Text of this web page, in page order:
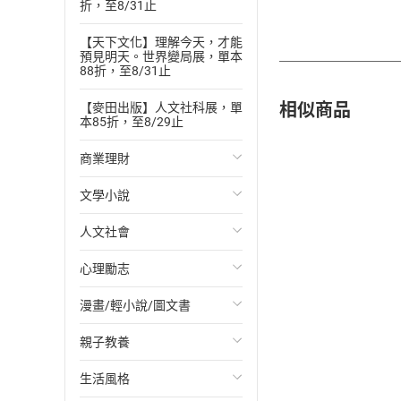
折，至8/31止
【天下文化】理解今天，才能
預見明天。世界變局展，單本
88折，至8/31止
【麥田出版】人文社科展，單
本85折，至8/29止
商業理財
投資理財
經濟/趨勢
財務/金融
管理/領導
職場工作術
成功法
文學小說
歐美文學
日本文學
韓國文學
華文文學
經典文學
人文社會
國際關係
政治
社會科學
台灣/中國歷史
心理勵志
心靈成長/情緒
人際關係
兩性關係
漫畫/輕小說/圖文書
輕小說
奇幻/科幻
親子教養
教育現場
生活風格
相似商品